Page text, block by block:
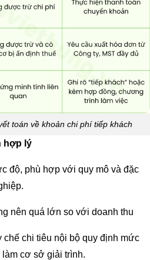
toán về khoản chi phí tiếp khách
hợp lý
độ, phù hợp với quy mô và đặc
nên quá lớn so với doanh thu
chế chi tiêu nội bộ quy định mức
cơ sở giải trình.